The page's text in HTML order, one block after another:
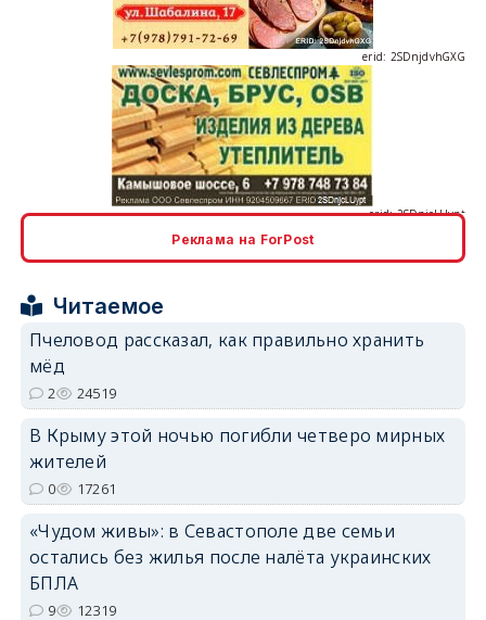
Реклама на ForPost
Читаемое
Пчеловод рассказал, как правильно хранить
мёд
2 24519
В Крыму этой ночью погибли четверо мирных
жителей
0 17261
«Чудом живы»: в Севастополе две семьи
остались без жилья после налёта украинских
БПЛА
9 12319